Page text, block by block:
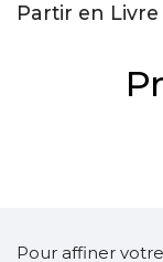
Partir en
Pour affiner